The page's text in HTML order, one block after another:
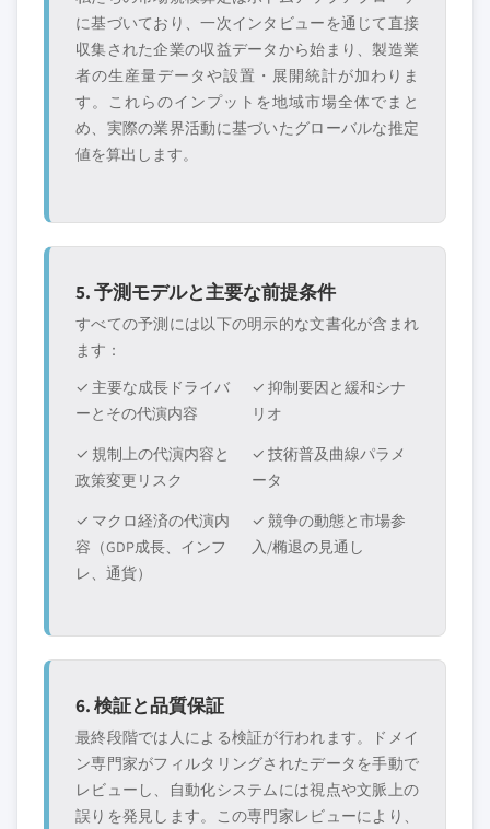
に基づいており、一次インタビューを通じて直接
収集された企業の収益データから始まり、製造業
者の生産量データや設置・展開統計が加わりま
す。これらのインプットを地域市場全体でまと
め、実際の業界活動に基づいたグローバルな推定
値を算出します。
5. 予測モデルと主要な前提条件
すべての予測には以下の明示的な文書化が含まれ
ます：
✓ 主要な成長ドライバ
ーとその代演内容
✓ 抑制要因と緩和シナ
リオ
✓ 規制上の代演内容と
政策変更リスク
✓ 技術普及曲線パラメ
ータ
✓ マクロ経済の代演内
容（GDP成長、インフ
レ、通貨）
✓ 競争の動態と市場参
入/椭退の見通し
6. 検証と品質保証
最終段階では人による検証が行われます。ドメイ
ン専門家がフィルタリングされたデータを手動で
レビューし、自動化システムには視点や文脈上の
誤りを発見します。この専門家レビューにより、